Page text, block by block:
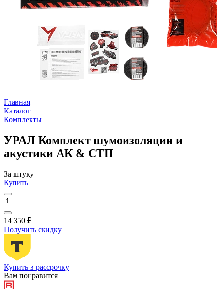
Главная
Каталог
Комплекты
УРАЛ Комплект шумоизоляции и
акустики АК & СТП
За штуку
Купить
14 350 ₽
Получить скидку
Купить в рассрочку
Вам понравится